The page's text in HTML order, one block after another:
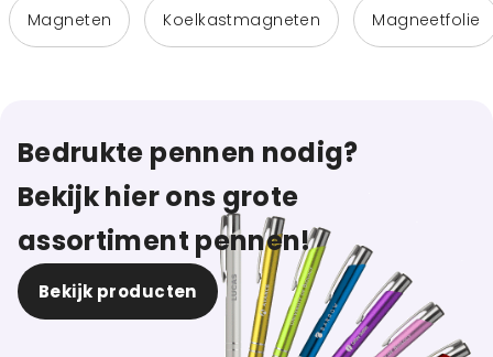
Magneten Koelkastmagneten Magneetfolie
Bedrukte pennen nodig?
Bekijk hier ons grote
assortiment pennen!
Bekijk producten